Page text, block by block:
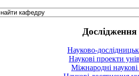
Дослідження
Науково-
Наукові проекти
Міжнародні